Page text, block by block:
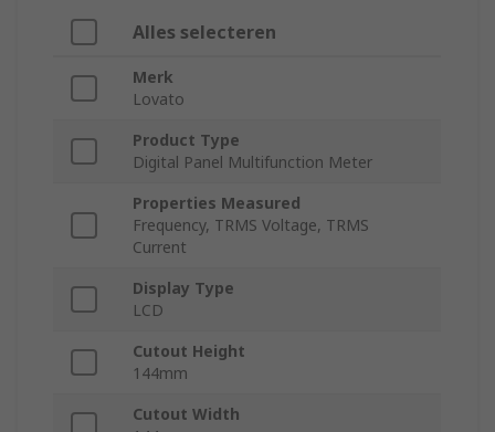
Alles selecteren
Merk
Lovato
Product Type
Digital Panel Multifunction Meter
Properties Measured
Frequency, TRMS Voltage, TRMS
Current
Display Type
LCD
Cutout Height
144mm
Cutout Width